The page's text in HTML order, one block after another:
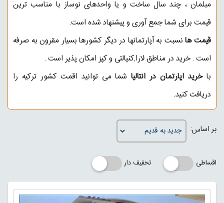
مبلمان ، چند سال ساخت و یا واحدهای نوساز با مناسب ترین
قیمت برای شما جمع آوری و پیشنهاد شده است.
قیمت هانسبت به آپارتمانها در دیگر کشورها بسیار مقرون به صرفه
است . خرید در مناطق لارا,کنیالتی و کپز امکان پذیر است .
باخرید اپارتمان در انتالیاشما می توانید اقمت کشور ترکیه را
دریافت کنید.
بر اساس:
اقساطی تخفیف دار